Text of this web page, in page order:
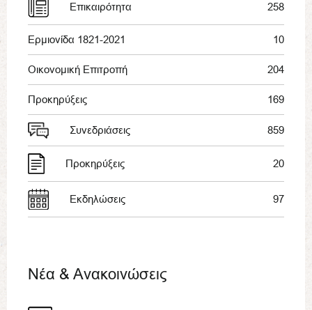
Επικαιρότητα 258
Ερμιονίδα 1821-2021 10
Οικονομική Επιτροπή 204
Προκηρύξεις 169
Συνεδριάσεις 859
Προκηρύξεις 20
Εκδηλώσεις 97
Νέα & Ανακοινώσεις